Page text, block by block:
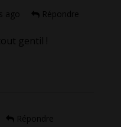
ago Répondre
gentil !
Répondre